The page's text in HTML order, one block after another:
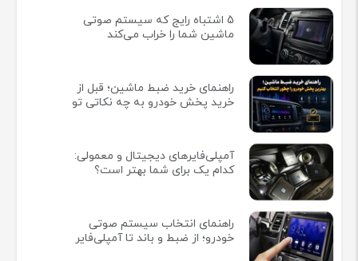
5 اشتباه رایج که سیستم صوتی
ماشین شما را خراب می‌کند
راهنمای خرید ضبط ماشین؛ قبل از
خرید پخش خودرو به چه نکاتی تو
آمپلی‌فایرهای دیجیتال و معمولی:
کدام یک برای شما بهتر است؟
راهنمای انتخاب سیستم صوتی
خودرو؛ از ضبط و باند تا آمپلی‌فایر